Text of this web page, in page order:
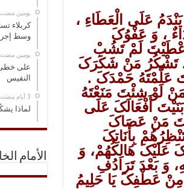
عَلَى الْعَطَاءِ ،
، وَ عَفْوُکَ
لَمْ تَشُبْ
تَشْکُرُ مَنْ شَکَرَکَ
عَلَّمْتَهُ حَمْدَکَ .
لَوْ شِئْتَ مَنَعْتَهُ
أَفْعَالَکَ عَلَى
مَنْ عَصَاکَ
بِأَنَاتِکَ
عَلَیْکَ هَالِکُهُمْ، وَ
وَ بَعْدَ تَرَادُفِ
مِنْ عَطْفِکَ یَا حَلِیمُ
‏يومين مضت
كربلاء
وسط
‏يومين مضت
على خطى
النفيس
لماذا
الأمام